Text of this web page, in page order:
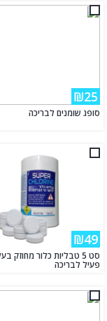
₪25
סופג שומנים לבריכה
₪49
פעיל לבריכה